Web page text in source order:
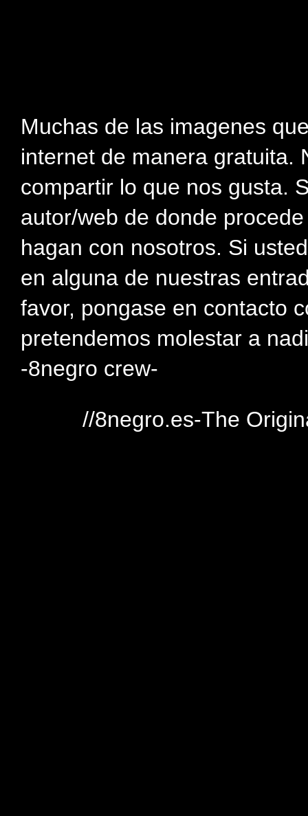
Muchas de las imagenes
internet de manera gratuita.
compartir lo que nos gusta.
autor/web de donde
hagan con nosotros. Si
en alguna de nuestras
favor, pongase en contacto
pretendemos molestar a
-8negro crew-
//8negro.es-The